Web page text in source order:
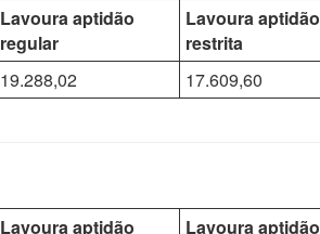
Lavoura aptidão
regular
Lavoura aptidão
restrita
19.288,02 17.609,60
Lavoura aptidão
Lavoura aptidão